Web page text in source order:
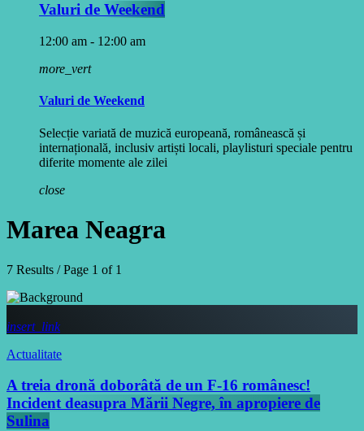
Valuri de Weekend
12:00 am - 12:00 am
more_vert
Valuri de Weekend
Selecție variată de muzică europeană, românească și
internațională, inclusiv artiști locali, playlisturi speciale pentru
diferite momente ale zilei
close
Marea Neagra
7 Results / Page 1 of 1
insert_link
Actualitate
A treia dronă doborâtă de un F-16 românesc!
Incident deasupra Mării Negre, în apropiere de
Sulina